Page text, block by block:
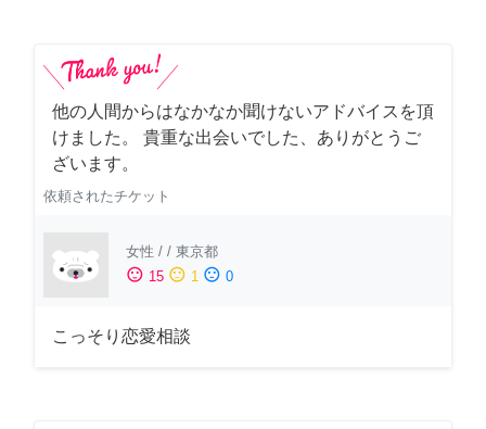
他の人間からはなかなか聞けないアドバイスを頂
けました。 貴重な出会いでした、ありがとうご
ざいます。
依頼されたチケット
女性 / / 東京都
sentiment_satisfied 15 sentiment_neutral 1 sentiment_dissatisfied 0
こっそり恋愛相談